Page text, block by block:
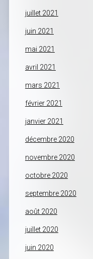
juillet 2021
juin 2021
mai 2021
avril 2021
mars 2021
février 2021
janvier 2021
décembre 2020
novembre 2020
octobre 2020
septembre 2020
août 2020
juillet 2020
juin 2020